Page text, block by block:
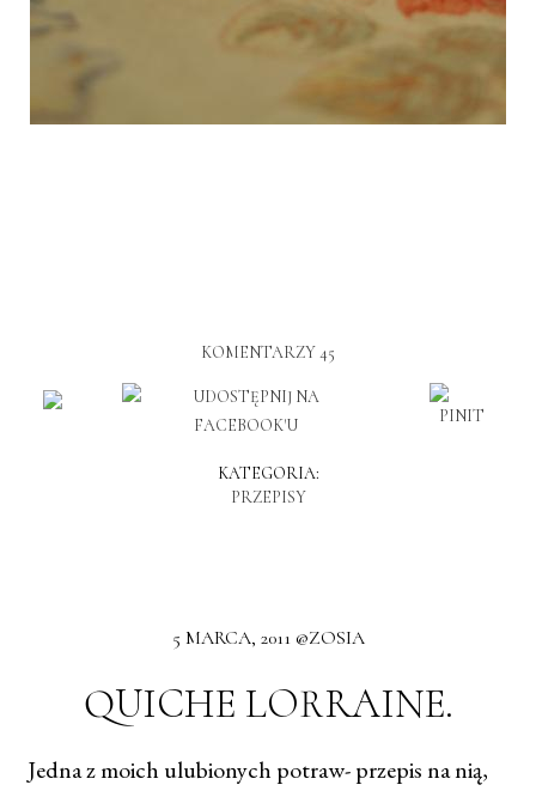
KOMENTARZY 45
KATEGORIA:
PRZEPISY
5 MARCA, 2011 @ZOSIA
QUICHE LORRAINE.
Jedna z moich ulubionych potraw- przepis na nią,